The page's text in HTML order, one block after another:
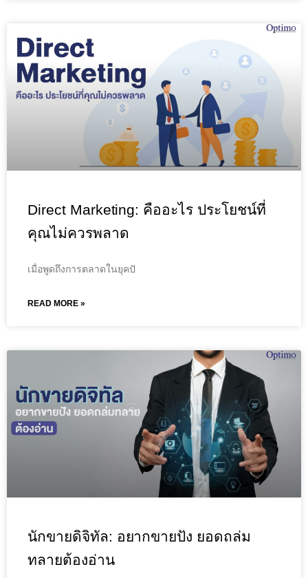
Direct Marketing: คืออะไร ประโยชน์ที่
คุณไม่ควรพลาด
เมื่อพูดถึงการตลาดในยุคปั
READ MORE »
นักขายดิจิทัล: อยากขายปัง ยอดถล่ม
ทลายต้องอ่าน